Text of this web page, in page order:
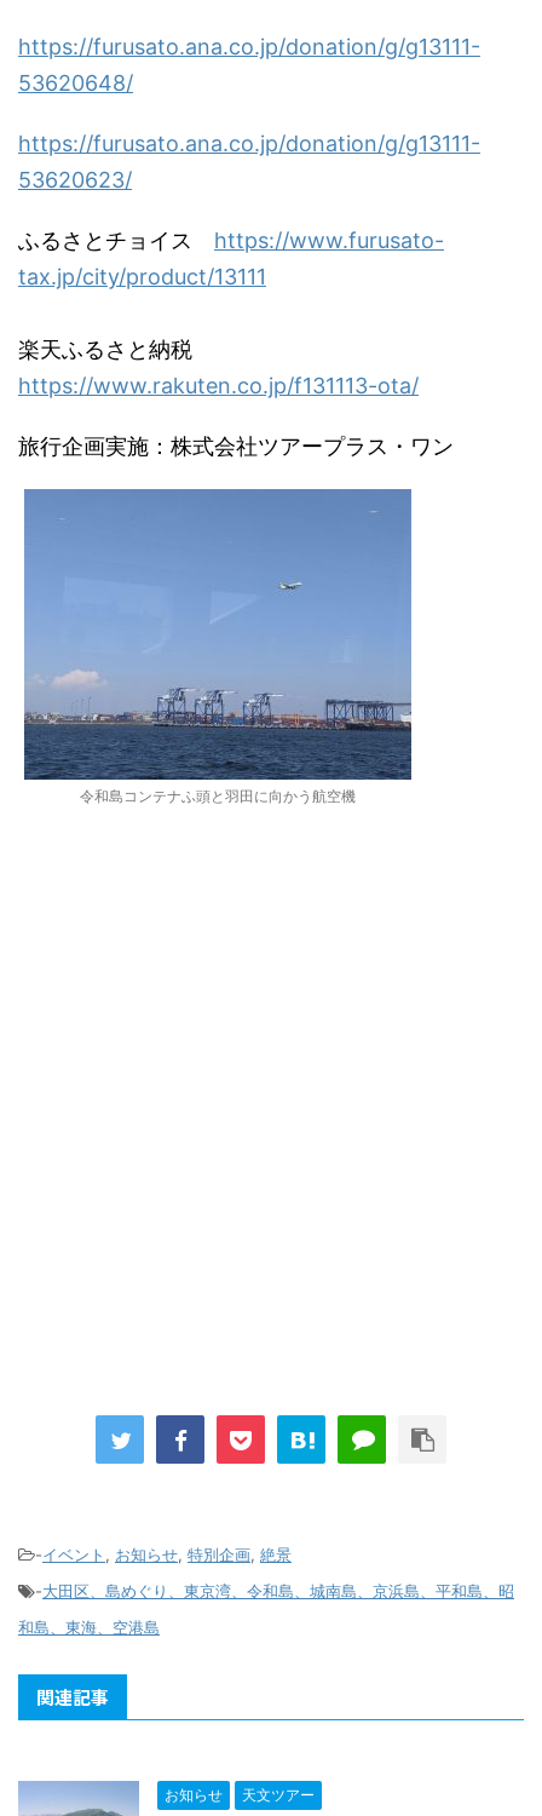
https://furusato.ana.co.jp/donation/g/g13111-
53620648/
https://furusato.ana.co.jp/donation/g/g13111-
53620623/
ふるさとチョイス https://www.furusato-
tax.jp/city/product/13111
楽天ふるさと納税
https://www.rakuten.co.jp/f131113-ota/
旅行企画実施：株式会社ツアープラス・ワン
令和島コンテナふ頭と羽田に向かう航空機
-イベント , お知らせ, 特別企画, 絶景
-大田区、島めぐり、東京湾、令和島、城南島、京浜島、平和島、昭
和島、東海、空港島
関連記事
お知らせ 天文ツアー